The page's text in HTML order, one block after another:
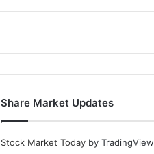
Share Market Updates
Stock Market Today by TradingView